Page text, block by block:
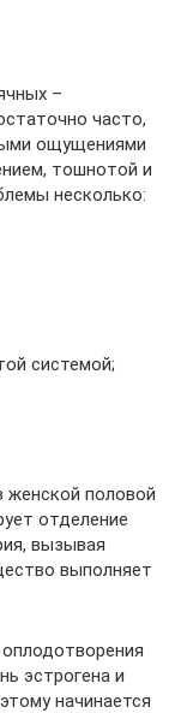
–
часто,
ощущениями
тошнотой и
несколько:
системой;
женской половой
отделение
вызывая
выполняет
эстрогена и
начинается